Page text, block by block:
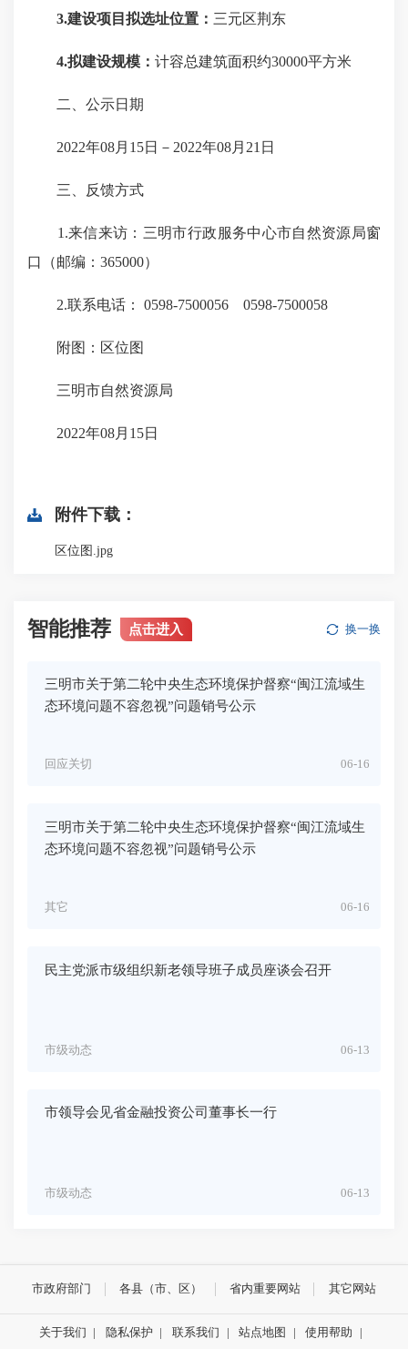
3.建设项目拟选址位置： 三元区荆东
4.拟建设规模： 计容总建筑面积约30000平方米
二、公示日期
2022年08月15日－2022年08月21日
三、反馈方式
1.来信来访：三明市行政服务中心市自然资源局窗
口（邮编：365000）
2.联系电话： 0598-7500056 0598-7500058
附图：区位图
三明市自然资源局
2022年08月15日
附件下载：
区位图.jpg
智能推荐 点击进入 换一换
三明市关于第二轮中央生态环境保护督察“闽江流域生
态环境问题不容忽视”问题销号公示
06-16
回应关切
三明市关于第二轮中央生态环境保护督察“闽江流域生
态环境问题不容忽视”问题销号公示
06-16
其它
民主党派市级组织新老领导班子成员座谈会召开
06-13
市级动态
市领导会见省金融投资公司董事长一行
06-13
市级动态
市政府部门 各县（市、区） 省内重要网站 其它网站
关于我们 | 隐私保护 | 联系我们 | 站点地图 | 使用帮助 |